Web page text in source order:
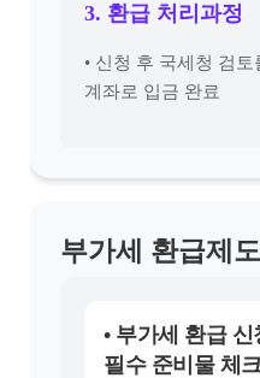
3. 환급 처리과정
• 신청 후 국세청 검
계좌로 입금 완료
부가세 환급제
• 부가세 환급
필수 준비물 체